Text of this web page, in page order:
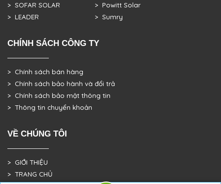
> SOFAR SOLAR
> LEADER
> Powitt Solar
> Sumry
CHÍNH SÁCH CÔNG TY
> Chính sách bán hàng
> Chính sách bảo hành và đổi trả
> Chính sách bảo mật thông tin
> Thông tin chuyển khoản
VỀ CHÚNG TÔI
> GIỚI THIỆU
> TRANG CHỦ